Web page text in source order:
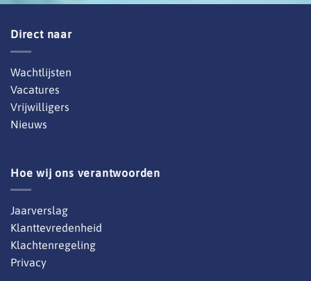
Direct naar
Wachtlijsten
Vacatures
Vrijwilligers
Nieuws
Hoe wij ons verantwoorden
Jaarverslag
Klanttevredenheid
Klachtenregeling
Privacy